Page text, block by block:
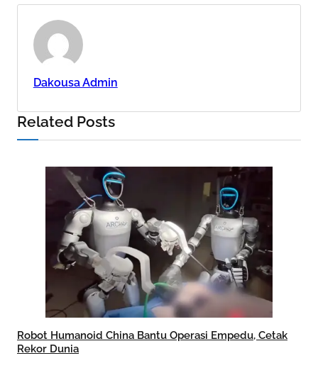
Dakousa Admin
Related Posts
Robot Humanoid China Bantu Operasi Empedu, Cetak
Rekor Dunia